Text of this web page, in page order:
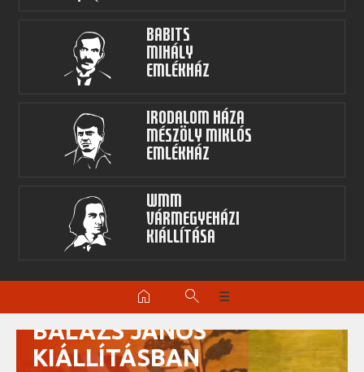
Babits
Mihály
Emlékház
Irodalom Háza
Mészöly Miklós
Emlékház
WMM
Vármegyeházi
kiállítása
home search ☰
KURÁTORI
TÁRLATVEZETÉS
BALÁZS JÁNOS
KIÁLLÍTÁSBAN